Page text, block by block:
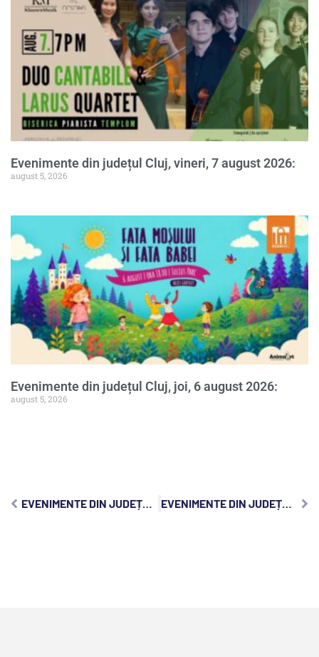
Evenimente din județul Cluj, vineri, 7 august 2026:
august 5, 2026
Evenimente din județul Cluj, joi, 6 august 2026:
august 5, 2026
EVENIMENTE DIN JUDEȚUL CLUJ, JOI, 24 OCTOMBRIE 2024: EVENIMENTE DIN JUDEȚUL CLUJ, VINERI, 25 OCTOMBRIE 2024: